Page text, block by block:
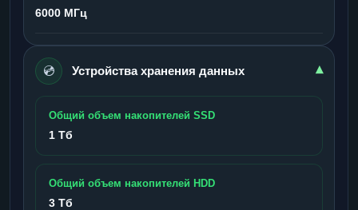
6000 МГц
💿 Устройства хранения данных ▾
Общий объем накопителей SSD
1 Тб
Общий объем накопителей HDD
3 Тб